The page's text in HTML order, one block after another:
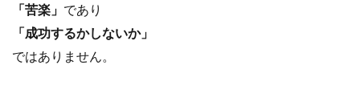
「苦楽」 であり
「成功するかしないか」
ではありません。